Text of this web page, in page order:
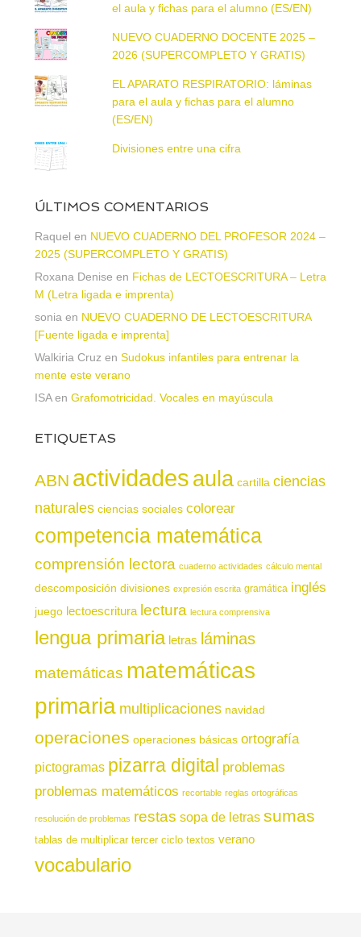
el aula y fichas para el alumno (ES/EN)
NUEVO CUADERNO DOCENTE 2025 –
2026 (SUPERCOMPLETO Y GRATIS)
EL APARATO RESPIRATORIO: láminas
para el aula y fichas para el alumno
(ES/EN)
Divisiones entre una cifra
ÚLTIMOS COMENTARIOS
Raquel en NUEVO CUADERNO DEL PROFESOR 2024 –
2025 (SUPERCOMPLETO Y GRATIS)
Roxana Denise en Fichas de LECTOESCRITURA – Letra
M (Letra ligada e imprenta)
sonia en NUEVO CUADERNO DE LECTOESCRITURA
[Fuente ligada e imprenta]
Walkiria Cruz en Sudokus infantiles para entrenar la
mente este verano
ISAen Grafomotricidad. Vocales en mayúscula
ETIQUETAS
ABN actividadesaula cartilla ciencias
naturales ciencias sociales colorear
competencia matemática
comprensión lectora cuaderno actividades cálculo mental
descomposición divisiones expresión escrita gramática inglés
juego lectoescritura lectura lectura comprensiva
lengua primaria letras láminas
matemáticas matemáticas
primaria multiplicaciones navidad
operaciones operaciones básicas ortografía
pictogramas pizarra digital problemas
problemas matemáticos recortable reglas ortográficas
resolución de problemas restas sopa de letras sumas
tablas de multiplicar tercer ciclo textos verano
vocabulario